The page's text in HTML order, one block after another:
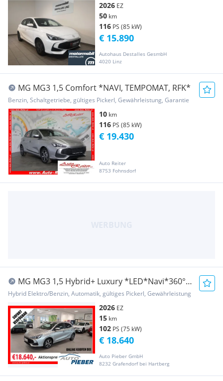
2026 EZ
50 km
116 PS (85 kW)
Autohaus Destalles GesmbH
4020 Linz
€ 15.890
MG MG3 1,5 Comfort *NAVI, TEMPOMAT, RFK*
Benzin, Schaltgetriebe, gültiges Pickerl, Gewährleistung, Garantie
10 km
116 PS (85 kW)
Auto Reiter
8753 Fohnsdorf
€ 19.430
MG MG3 1,5 Hybrid+ Luxury *LED*Navi*360°-
Cam*
Hybrid Elektro/Benzin, Automatik, gültiges Pickerl, Gewährleistung
2026 EZ
15 km
102 PS (75 kW)
Auto Pieber GmbH
8232 Grafendorf bei Hartberg
€ 18.640